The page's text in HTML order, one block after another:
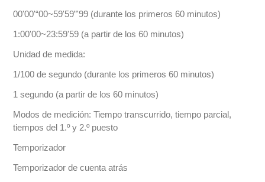
00'00'“00~59'59”'99 (durante los primeros 60 minutos)
1:00'00~23:59'59 (a partir de los 60 minutos)
Unidad de medida:
1/100 de segundo (durante los primeros 60 minutos)
1 segundo (a partir de los 60 minutos)
Modos de medición: Tiempo transcurrido, tiempo parcial,
tiempos del 1.º y 2.º puesto
Temporizador
Temporizador de cuenta atrás